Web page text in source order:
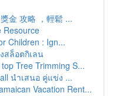
金 攻略 ，輕鬆 ...
Resource
Children : Ign...
สล็อตกิเลน
Tree Trimming S...
นำเสนอ คู่แข่ง ...
Vacation Rent...